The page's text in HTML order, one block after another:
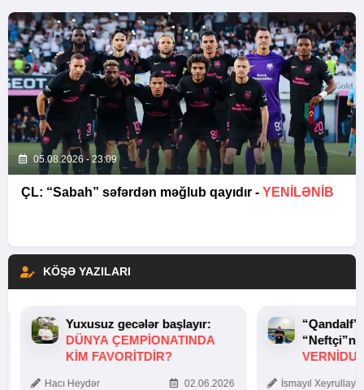
05.08.2026 - 23:09
ÇL: “Sabah” səfərdən məğlub qayıdır - YENİLƏNİB
KÖŞƏ YAZILARI
Yuxusuz gecələr başlayır:
DÜNYA ÇEMPIONATINDA
KIM FAVORITDIR?
Hacı Heydər 02.06.2026 İsmayıl